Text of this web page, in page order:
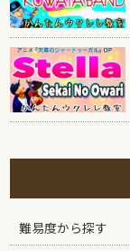
難易度から探す